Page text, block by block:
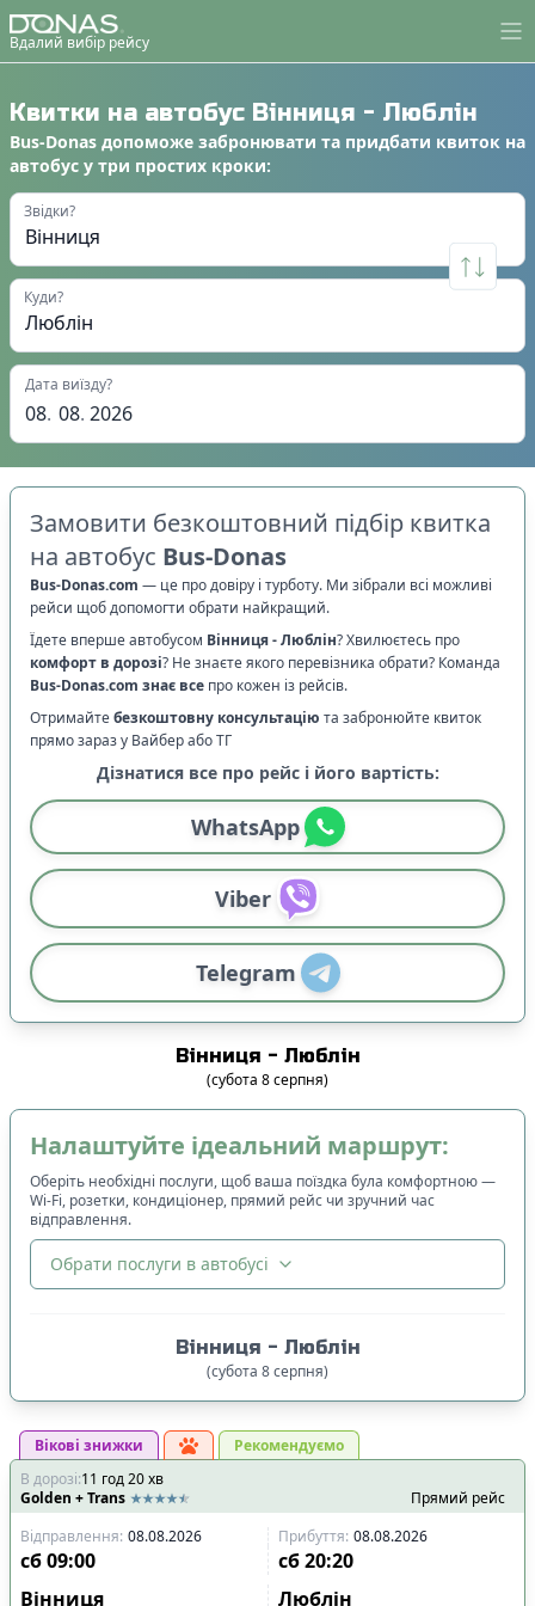
Вдалий вибір рейсу
Квитки на автобус Вінниця - Люблін
Bus-Donas допоможе забронювати та придбати квиток на
автобус у три простих кроки:
Звідки?
Куди?
Дата виїзду?
08. 08. 2026
Замовити безкоштовний підбір квитка
на автобус Bus-Donas
Bus-Donas.com — це про довіру і турботу. Ми зібрали всі можливі
рейси щоб допомогти обрати найкращий.
Їдете вперше автобусом Вінниця-Люблін? Хвилюєтесь про
комфорт в дорозі? Не знаєте якого перевізника обрати? Команда
Bus-Donas.com знає все про кожен із рейсів.
Отримайтебезкоштовну консультацію та забронюйте квиток
прямо зараз у Вайбер або ТГ
Дізнатися все про рейс і його вартість:
WhatsApp
Viber
Telegram
Вінниця - Люблін
(субота 8серпня)
Налаштуйте ідеальний маршрут:
Оберіть необхідні послуги, щоб ваша поїздка була комфортною —
Wi-Fi, розетки, кондиціонер, прямий рейс чи зручний час
відправлення.
Обрати послуги в автобусі
Спочатку дешевші
Час відправлення
Спочатку ранні
Спочатку вечірні
Час прибуття
Спочатку ранні
Вінниця - Люблін
(субота 8серпня)
Вікові знижки
Рекомендуємо
В дорозі:11 год20хв
Golden + Trans
Прямий рейс
Відправлення: 08.08.2026 Прибуття: 08.08.2026
сб09:00 сб 20:20
Вінниця
Люблін